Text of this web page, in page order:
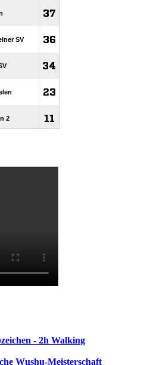
- 2h Walking
Wushu-Meisterschaft